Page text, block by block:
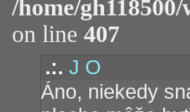
/home/
on line 407
.:. J O
Áno, niekedy